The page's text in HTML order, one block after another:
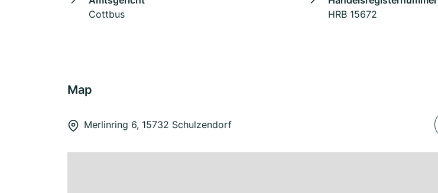
Cottbus
HRB 15672
Map
Merlinring 6, 15732 Schulzendorf